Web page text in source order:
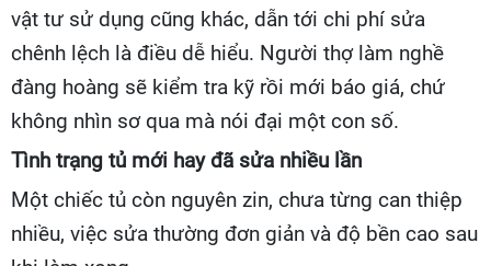
vật tư sử dụng cũng khác, dẫn tới chi phí sửa
chênh lệch là điều dễ hiểu. Người thợ làm nghề
đàng hoàng sẽ kiểm tra kỹ rồi mới báo giá, chứ
không nhìn sơ qua mà nói đại một con số.
Tình trạng tủ mới hay đã sửa nhiều lần
Một chiếc tủ còn nguyên zin, chưa từng can thiệp
nhiều, việc sửa thường đơn giản và độ bền cao sau